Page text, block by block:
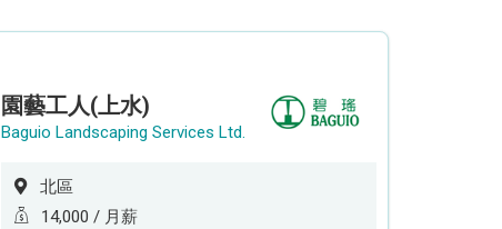
園藝工人(上水)
Baguio Landscaping Services Ltd.
北區
14,000 / 月薪